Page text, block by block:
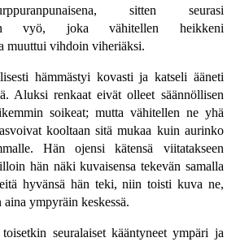
sitten seurasi
vyö, joka vähitellen heikkeni
muuttui vihdoin viheriäksi.
hämmästyi kovasti ja katseli ääneti
Aluksi renkaat eivät olleet säännöllisen
soikeat; mutta vähitellen ne yhä
kooltaan sitä mukaa kuin aurinko
Hän ojensi kätensä viitatakseen
hän näki kuvaisensa tekevän samalla
hyvänsä hän teki, niin toisti kuva ne,
ympyräin keskessä.
seuralaiset kääntyneet ympäri ja